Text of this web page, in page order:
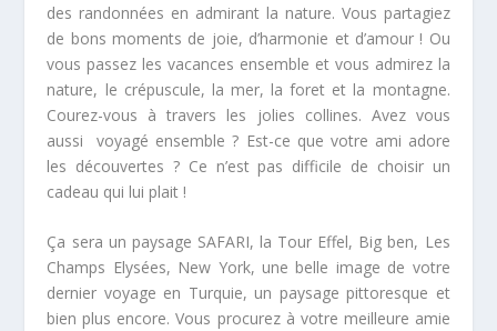
des randonnées en admirant la nature. Vous partagiez
de bons moments de joie, d’harmonie et d’amour ! Ou
vous passez les vacances ensemble et vous admirez la
nature, le crépuscule, la mer, la foret et la montagne.
Courez-vous à travers les jolies collines. Avez vous
aussi voyagé ensemble ? Est-ce que votre ami adore
les découvertes ? Ce n’est pas difficile de choisir un
cadeau qui lui plait !
Ça sera un paysage SAFARI, la Tour Effel, Big ben, Les
Champs Elysées, New York, une belle image de votre
dernier voyage en Turquie, un paysage pittoresque et
bien plus encore. Vous procurez à votre meilleure amie